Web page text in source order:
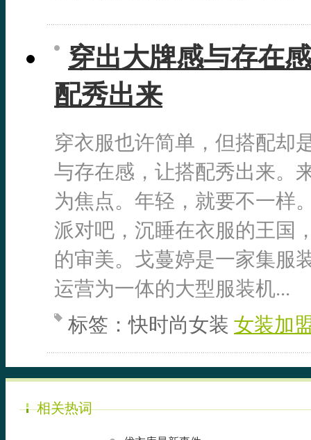
穿出大牌感与存在
配秀出来
穿衣服也许简单，但搭配却
与存在感，让搭配秀出来。
为焦点。年轻，就要不一样
派对吧，沉睡在衣服的王国
的审美。戈蔓婷是一家集服
运营为一体的大型服装机...
标签：快时尚女装 女装加
相关热词